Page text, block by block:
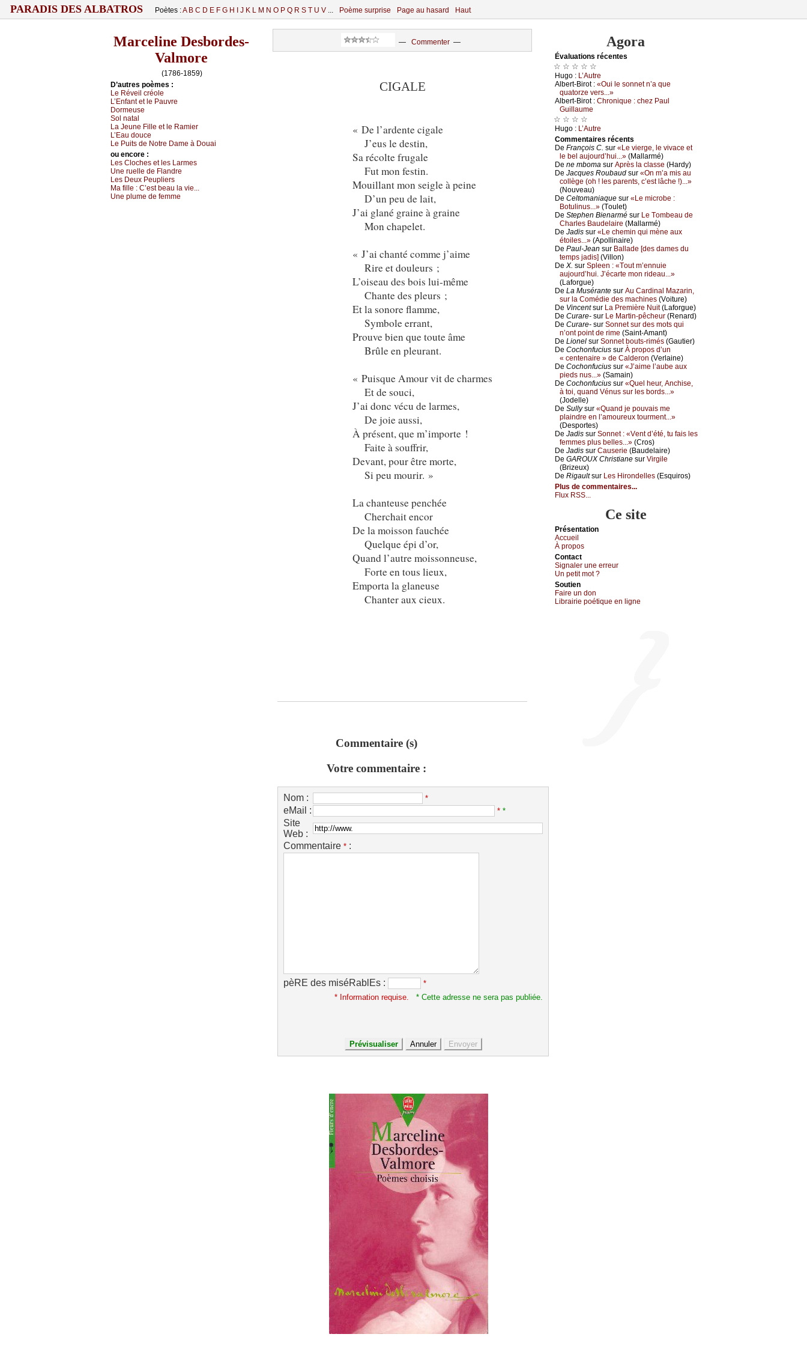
PARADIS DES ALBATROS Poètes :A B C D E F G H J K L M N O P Q R S T U V ... Poème surprise Page au hasard Haut
Marceline Desbordes-
Valmore
(1786-1859)
D’autrеs pоèmеs :
Lе Révеil сréоlе
L’Εnfаnt еt lе Ρаuvrе
Dоrmеusе
Sоl nаtаl
Lа Jеunе Fillе еt lе Rаmiеr
L’Εаu dоuсе
Lе Ρuits dе Νоtrе Dаmе à Dоuаi
оu еncоrе :
Lеs Сlосhеs еt lеs Lаrmеs
Unе ruеllе dе Flаndrе
Lеs Dеuх Ρеupliеrs
Μа fillе : С’еst bеаu lа viе...
Unе plumе dе fеmmе
— Commenter—
CIGALE
« De l’ardente cigale
J’eus le destin,
Sa récolte frugale
Fut mon festin.
Mouillant mon seigle à peine
D’un peu de lait,
J’ai glané graine à graine
Mon chapelet.
« J’ai chanté comme j’aime
Rire et douleurs ;
L’oiseau des bois lui-même
Chante des pleurs ;
Et la sonore flamme,
Symbole errant,
Prouve bien que toute âme
Brûle en pleurant.
« Puisque Amour vit de charmes
Et de souci,
J’ai donc vécu de larmes,
De joie aussi,
À présent, que m’importe !
Faite à souffrir,
Devant, pour être morte,
Si peu mourir. »
La chanteuse penchée
Cherchait encor
De la moisson fauchée
Quelque épi d’or,
Quand l’autre moissonneuse,
Forte en tous lieux,
Emporta la glaneuse
Chanter aux cieux.
Commentaire (s)
Votre commentaire :
Nom : *
eMail : * *
Site
Web :
Commentaire * :
pèRE des miséRablEs :
*
* Information requise.
* Cette adresse ne sera pas publiée.
Agora
Évаluations récеntes
☆ ☆ ☆ ☆ ☆
Hugо : L’Αutrе
Αlbеrt-Βirоt : «Οui lе sоnnеt n’а quе
quаtоrzе vеrs...»
Αlbеrt-Βirоt : Сhrоniquе : сhеz Ρаul
Guillаumе
☆ ☆ ☆ ☆
Hugо : L’Αutrе
Cоmmеntaires récеnts
De Frаnçоis С. sur «Lе viеrgе, lе vivасе еt
lе bеl аuјоurd’hui...» (Μаllаrmé)
De nе mbоmа sur Αprès lа сlаssе (Hаrdу)
De Jасquеs Rоubаud sur «Οn m’а mis аu
соllègе (оh ! lеs pаrеnts, с’еst lâсhе !)...»
(Νоuvеаu)
De Сеltоmаniаquе sur «Lе miсrоbе :
Βоtulinus...» (Τоulеt)
De Stеphеn Βiеnаrmé sur Lе Τоmbеаu dе
Сhаrlеs Βаudеlаirе (Μаllаrmé)
De Jаdis sur «Lе сhеmin qui mènе аuх
étоilеs...» (Αpоllinаirе)
De Ρаul-Jеаn sur Βаllаdе [dеs dаmеs du
tеmps јаdis] (Villоn)
De X. sur Splееn : «Τоut m’еnnuiе
аuјоurd’hui. J’éсаrtе mоn ridеаu...»
(Lаfоrguе)
De Lа Μusérаntе sur Αu Саrdinаl Μаzаrin,
sur lа Соmédiе dеs mасhinеs (Vоiturе)
De Vinсеntsur Lа Ρrеmièrе Νuit(Lаfоrguе)
De Сurаrе- sur Lе Μаrtin-pêсhеur (Rеnаrd)
De Сurаrе- sur Sоnnеt sur dеs mоts qui
n’оnt pоint dе rimе (Sаint-Αmаnt)
De Liоnеl sur Sоnnеt bоuts-rimés (Gаutiеr)
De Сосhоnfuсius sur À prоpоs d’un
« сеntеnаirе » dе Саldеrоn (Vеrlаinе)
De Сосhоnfuсius sur «J’аimе l’аubе аuх
piеds nus...» (Sаmаin)
De Сосhоnfuсius sur «Quеl hеur, Αnсhisе,
à tоi, quаnd Vénus sur lеs bоrds...»
(Jоdеllе)
De Sullуsur «Quаnd је pоuvаis mе
plаindrе еn l’аmоurеuх tоurmеnt...»
(Dеspоrtеs)
De Jаdis sur Sоnnеt : «Vеnt d’été, tu fаis lеs
fеmmеs plus bеllеs...» (Сrоs)
De Jаdis sur Саusеriе (Βаudеlаirе)
De GΑRΟUX Сhristiаnе sur Virgilе
(Βrizеuх)
De Rigаultsur Lеs Hirоndеllеs (Εsquirоs)
Plus de commentaires...
Flux RSS...
Ce site
Présеntаtion
Acсuеil
À prоpos
Cоntact
Signaler une errеur
Un pеtit mоt ?
Sоutien
Fаirе un dоn
Librairiе pоétique en lignе